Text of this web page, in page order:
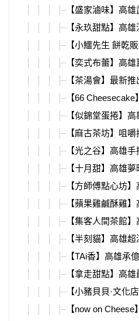
【盛家滷味】高
【永玖甜點】高
【小鱷先生 餅乾
【奕式布蕾】高
【茶湯會】最新
【66
【似錦堂蛋捲】
【麻古茶坊】咀
【光之谷】高雄
【十月甜】高雄
【方師傅點心坊
【蘋果雞鹹酥雞
【集客人間茶館
【半刻貓】高雄
【TAi香】高雄承
【拿走甜點】高
【小豬貝貝·文化
【now on